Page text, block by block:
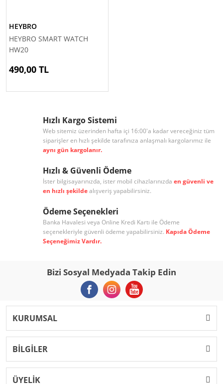
HEYBRO
HEYBRO SMART WATCH
HW20
490,00 TL
Hızlı Kargo Sistemi
Web sitemiz üzerinden hafta içi 16:00'a kadar vereceğiniz tüm
siparişler en hızlı şekilde tarafınıza anlaşmalı kargolarımız ile
aynı gün kargolanır.
Hızlı & Güvenli Ödeme
İster bilgisayarınızda, ister mobil cihazlarınızda en güvenli ve
en hızlı şekildealışveriş yapabilirsiniz.
Ödeme Seçenekleri
Banka Havalesi veya Online Kredi Kartı ile Ödeme
seçenekleriyle güvenli ödeme yapabilirsiniz. Kapıda Ödeme
Seçeneğimiz Vardır.
Bizi Sosyal Medyada Takip Edin
KURUMSAL
BİLGİLER
ÜYELİK